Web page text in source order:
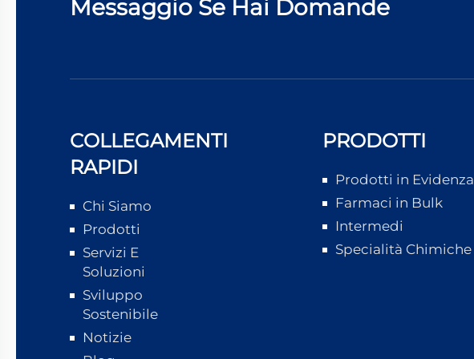
Messaggio Se Hai Domande
COLLEGAMENTI
RAPIDI
Chi Siamo
Prodotti
Servizi E
Soluzioni
Sviluppo
Sostenibile
Notizie
PRODOTTI
Prodotti in Evidenza
Farmaci in Bulk
Intermedi
Specialità Chimiche